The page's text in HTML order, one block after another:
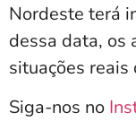
Nordeste terá
dessa data, os
situações reais
Siga-nos no